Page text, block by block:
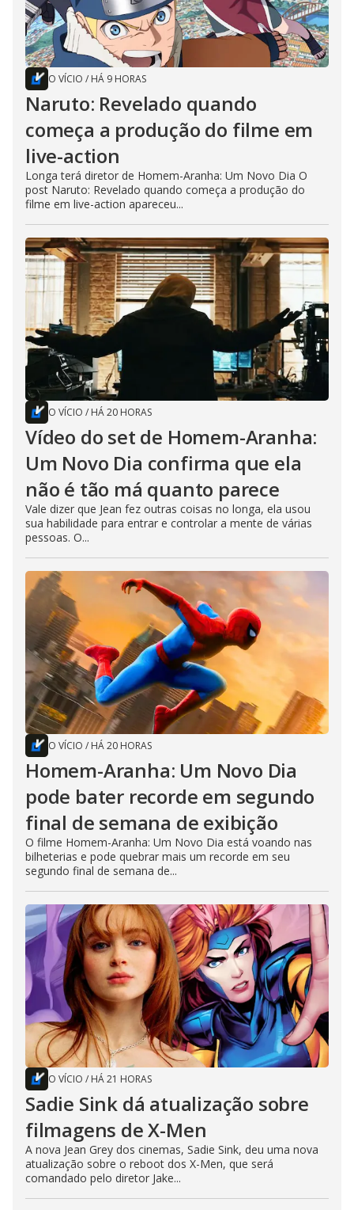
O VÍCIO / HÁ 9 HORAS
Naruto: Revelado quando
começa a produção do filme em
live-action
Longa terá diretor de Homem-Aranha: Um Novo Dia O
post Naruto: Revelado quando começa a produção do
filme em live-action apareceu...
O VÍCIO / HÁ 20 HORAS
Vídeo do set de Homem-Aranha:
Um Novo Dia confirma que ela
não é tão má quanto parece
Vale dizer que Jean fez outras coisas no longa, ela usou
sua habilidade para entrar e controlar a mente de várias
pessoas. O...
O VÍCIO / HÁ 20 HORAS
Homem-Aranha: Um Novo Dia
pode bater recorde em segundo
final de semana de exibição
O filme Homem-Aranha: Um Novo Dia está voando nas
bilheterias e pode quebrar mais um recorde em seu
segundo final de semana de...
O VÍCIO / HÁ 21 HORAS
Sadie Sink dá atualização sobre
filmagens de X-Men
A nova Jean Grey dos cinemas, Sadie Sink, deu uma nova
atualização sobre o reboot dos X-Men, que será
comandado pelo diretor Jake...